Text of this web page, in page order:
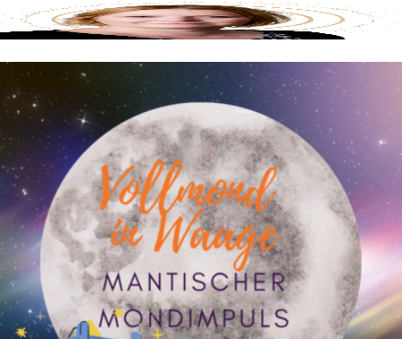
Tarotwissen
Über mich / Kontakt
Die Mantiker
Impressum
Datenschutzerklärung
Menu
Blog
Über mich / Kontakt
Die Mantiker
Impressum
Datenschutzerklärung